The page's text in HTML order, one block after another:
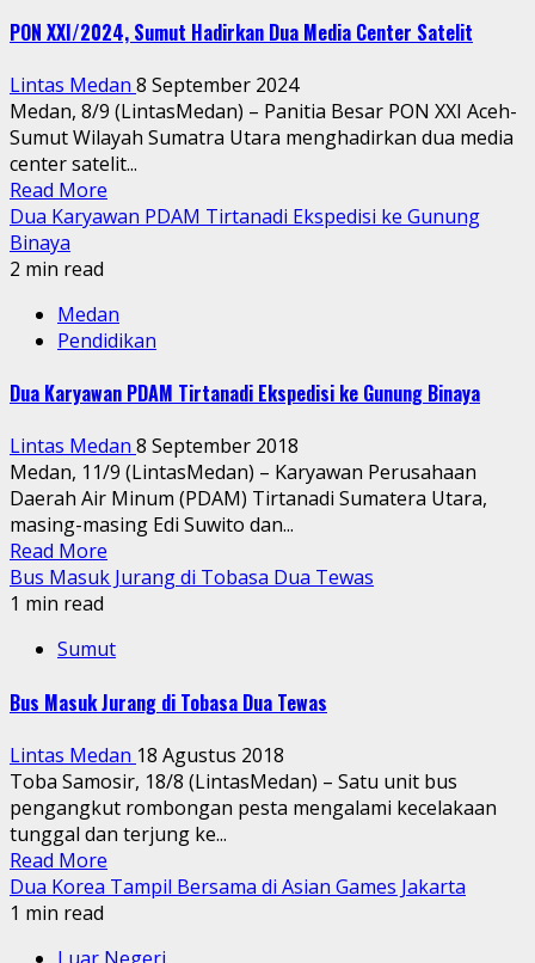
PON XXI/2024, Sumut Hadirkan Dua Media Center Satelit
Lintas Medan 8 September 2024
Medan, 8/9 (LintasMedan) – Panitia Besar PON XXI Aceh-
Sumut Wilayah Sumatra Utara menghadirkan dua media
center satelit...
Read More
Dua Karyawan PDAM Tirtanadi Ekspedisi ke Gunung
Binaya
2 min read
Medan
Pendidikan
Dua Karyawan PDAM Tirtanadi Ekspedisi ke Gunung Binaya
Lintas Medan 8 September 2018
Medan, 11/9 (LintasMedan) – Karyawan Perusahaan
Daerah Air Minum (PDAM) Tirtanadi Sumatera Utara,
masing-masing Edi Suwito dan...
Read More
Bus Masuk Jurang di Tobasa Dua Tewas
1 min read
Sumut
Bus Masuk Jurang di Tobasa Dua Tewas
Lintas Medan 18 Agustus 2018
Toba Samosir, 18/8 (LintasMedan) – Satu unit bus
pengangkut rombongan pesta mengalami kecelakaan
tunggal dan terjung ke...
Read More
Dua Korea Tampil Bersama di Asian Games Jakarta
1 min read